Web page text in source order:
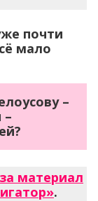
почти
мало
–
–
материал
.